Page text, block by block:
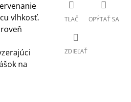
vlhkosť.
na
TLAČ OPÝTAŤ SA
ZDIEĽAŤ